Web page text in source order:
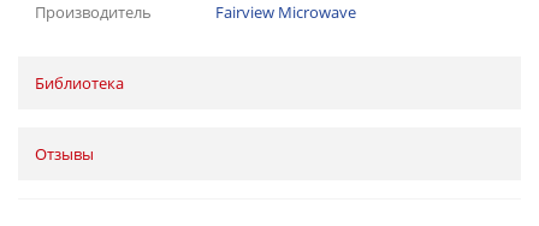
Производитель
Fairview Microwave
Библиотека
Отзывы